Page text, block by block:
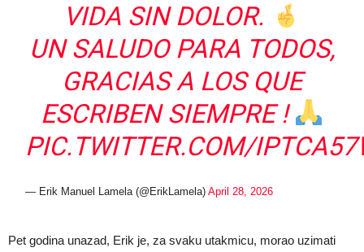
VIDA SIN DOLOR.
UN SALUDO PARA TODOS,
GRACIAS A LOS QUE
ESCRIBEN SIEMPRE !
PIC.TWITTER.COM/
— Erik Manuel Lamela (@ErikLamela)April 28, 2026
Pet godina unazad, Erik je, za svaku utakmicu, morao uzimati